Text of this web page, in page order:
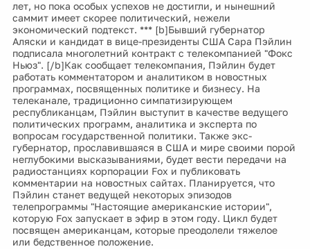
лет, но пока особых успехов не достигли, и нынешний
саммит имеет скорее политический, нежели
экономический подтекст. *** [b]Бывший губернатор
Аляски и кандидат в вице-президенты США Сара Пэйлин
подписала многолетний контракт с телекомпанией "Фокс
Ньюз". [/b]Как сообщает телекомпания, Пэйлин будет
работать комментатором и аналитиком в новостных
программах, посвященных политике и бизнесу. На
телеканале, традиционно симпатизирующем
республиканцам, Пэйлин выступит в качестве ведущего
политических программ, аналитика и эксперта по
вопросам государственной политики. Также экс-
губернатор, прославившаяся в США и мире своими порой
неглубокими высказываниями, будет вести передачи на
радиостанциях корпорации Fox и публиковать
комментарии на новостных сайтах. Планируется, что
Пэйлин станет ведущей некоторых эпизодов
телепрограммы "Настоящие американские истории",
которую Fox запускает в эфир в этом году. Цикл будет
посвящен американцам, которые преодолели тяжелое
или бедственное положение.